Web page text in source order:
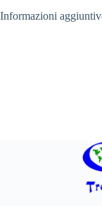
Informazioni